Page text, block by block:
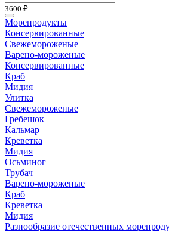
3600 ₽
Морепродукты
Консервированные
Свежемороженые
Варено-мороженые
Консервированные
Краб
Мидия
Улитка
Свежемороженые
Гребешок
Кальмар
Креветка
Мидия
Осьминог
Трубач
Варено-мороженые
Краб
Креветка
Мидия
Разнообразие отечественных